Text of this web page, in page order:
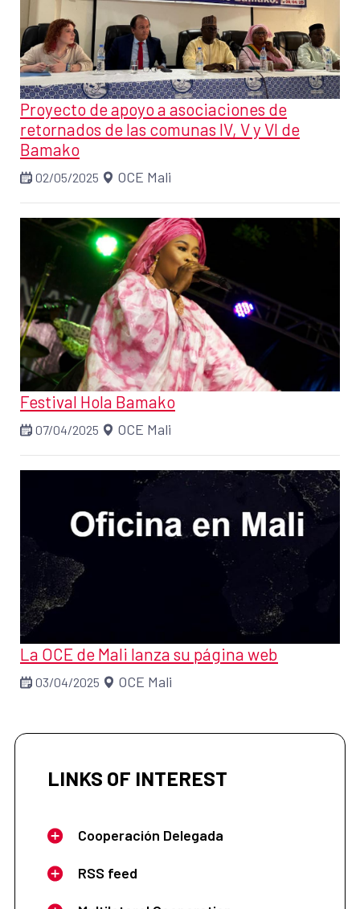
Proyecto de apoyo a asociaciones de
retornados de las comunas IV, V y VI de
Bamako
02/05/2025 OCE Mali
Festival Hola Bamako
07/04/2025 OCE Mali
La OCE de Mali lanza su página web
03/04/2025 OCE Mali
LINKS OF INTEREST
Cooperación Delegada
RSS feed